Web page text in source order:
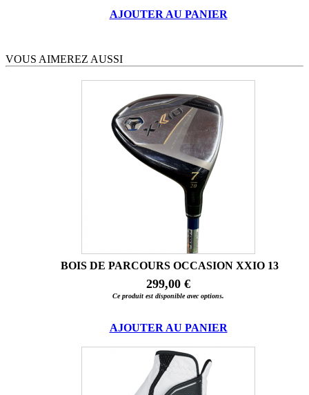
AJOUTER AU PANIER
VOUS AIMEREZ AUSSI
BOIS DE PARCOURS OCCASION XXIO 13
299,00 €
Ce produit est disponible avec options.
AJOUTER AU PANIER